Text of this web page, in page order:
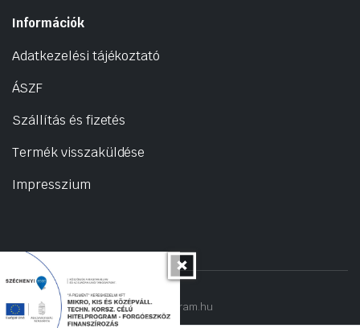
Információk
Adatkezelési tájékoztató
ÁSZF
Szállítás és fizetés
Termék visszaküldése
Impresszium
Copyright 2022 © hogyantalaljanakram.hu